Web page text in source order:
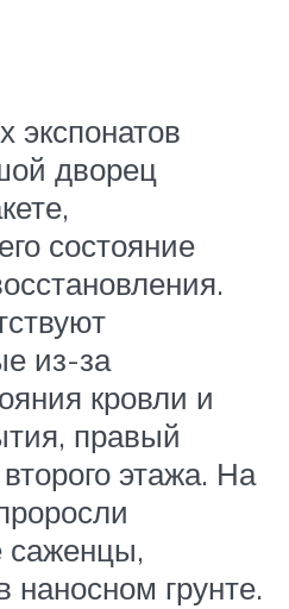
экспонатов
дворец
состояние
из-за
кровли и
правый
этажа. На
саженцы,
наносном грунте.